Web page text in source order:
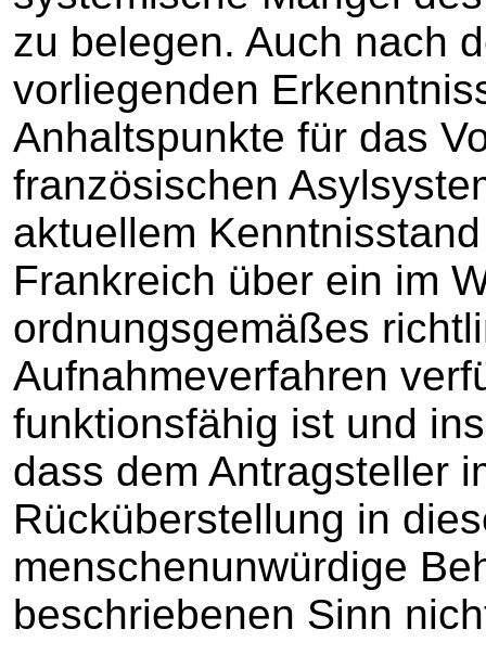
zu belegen. Auch nach
vorliegenden
Anhaltspunkte für das
französischen
aktuellem
Frankreich über ein im
ordnungsgemäßes
Aufnahmeverfahren
funktionsfähig ist und
dass dem Antragsteller
Rücküberstellung in
menschenunwürdige
beschriebenen Sinn